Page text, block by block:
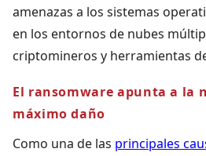
amenazas a los sistemas
en los entornos de nubes
criptomineros y herramientas
El ransomware apunta a la
máximo daño
Como una de las principales